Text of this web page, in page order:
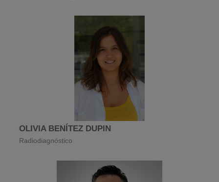
OLIVIA BENÍTEZ DUPIN
Radiodiagnóstico